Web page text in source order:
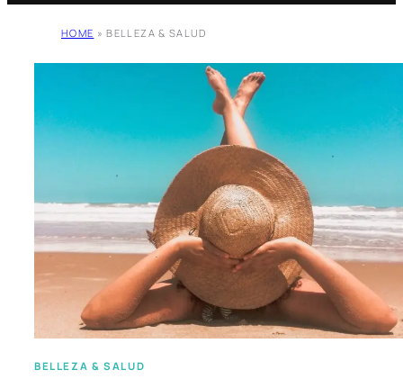
HOME » BELLEZA & SALUD
BELLEZA & SALUD